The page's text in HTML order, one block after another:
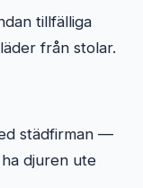
tillfälliga
från stolar.
städfirman —
djuren ute